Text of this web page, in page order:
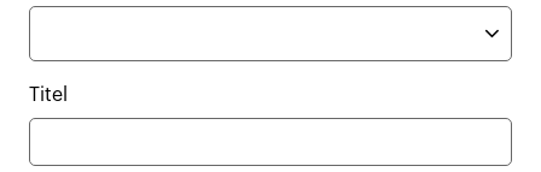
Titel